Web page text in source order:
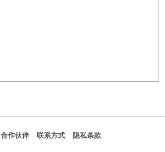
合作伙伴 联系方式 隐私条款